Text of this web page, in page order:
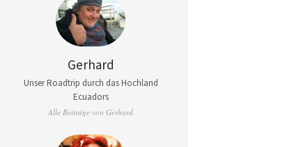
Gerhard
Unser Roadtrip durch das Hochland
Ecuadors
Alle Beiträge von Gerhard